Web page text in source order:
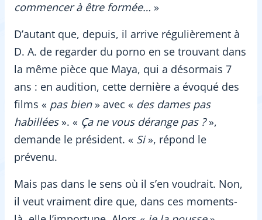
commencer à être formée… »
D’autant que, depuis, il arrive régulièrement à
D. A. de regarder du porno en se trouvant dans
la même pièce que Maya, qui a désormais 7
ans : en audition, cette dernière a évoqué des
films « pas bien » avec « des dames pas
habillées». « Ça ne vous dérange pas ?»,
demande le président. « Si», répond le
prévenu.
Mais pas dans le sens où il s’en voudrait. Non,
il veut vraiment dire que, dans ces moments-